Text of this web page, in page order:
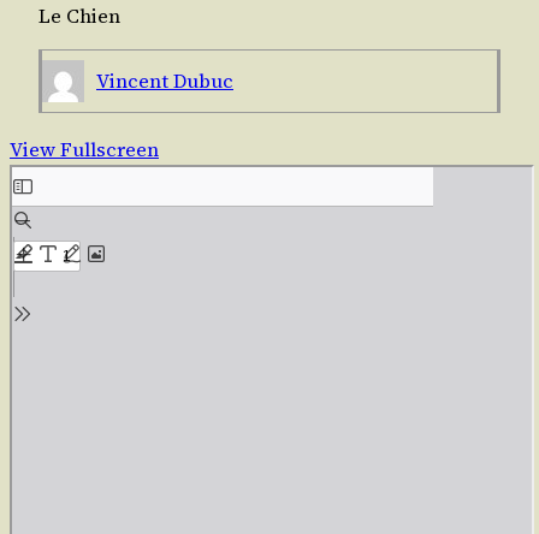
Le Chien
Vincent Dubuc
View Fullscreen